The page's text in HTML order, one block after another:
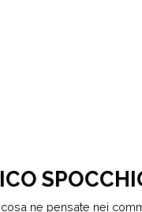
ne pensate nei